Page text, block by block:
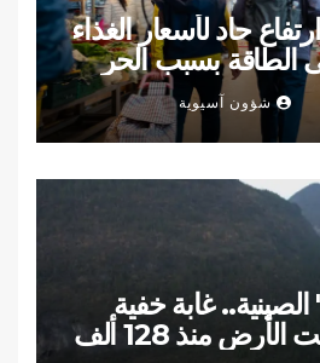
حاد لأسعار الغذاء
بسبب الحر
شؤون آسيوية
الصينية.. غابة خفية
تنبض بالحياة تحت الأرض منذ 128 ألف